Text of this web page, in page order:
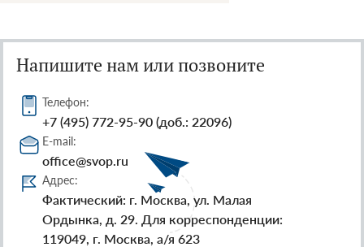
Напишите нам или позвоните
Телефон:
+7 (495) 772-95-90 (доб.: 22096)
E-mail:
office@svop.ru
Адрес:
Фактический: г. Москва, ул. Малая
Ордынка, д. 29. Для корреспонденции:
119049, г. Москва, а/я 623